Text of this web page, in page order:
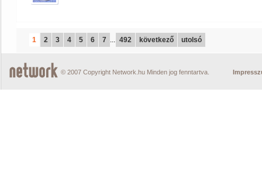
1 2 3 4 5 6 7 ... 492 következő utolsó
© 2007 Copyright Network.hu Minden jog fenntartva.